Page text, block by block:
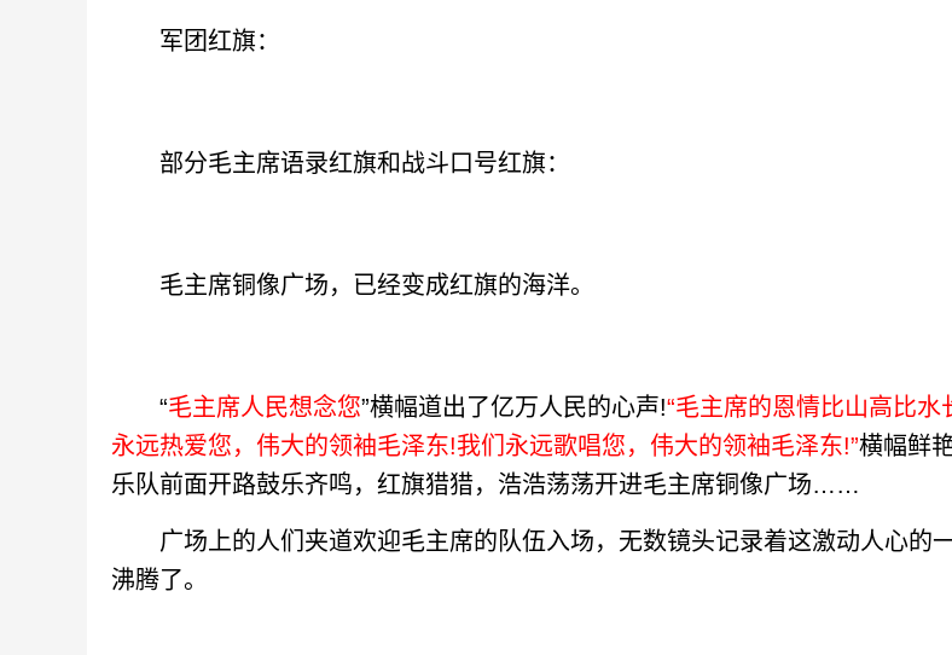
军团红旗：
部分毛主席语录红旗和战斗口号红旗：
毛主席铜像广场，已经变成红旗的海洋。
“毛主席人民想念您”横幅道出了亿万人民的心声!“毛主席的恩情比山高比水
永远热爱您，伟大的领袖毛泽东!我们永远歌唱您，伟大的领袖毛泽东!”横幅鲜
乐队前面开路鼓乐齐鸣，红旗猎猎，浩浩荡荡开进毛主席铜像广场……
广场上的人们夹道欢迎毛主席的队伍入场，无数镜头记录着这激动人心的
沸腾了。